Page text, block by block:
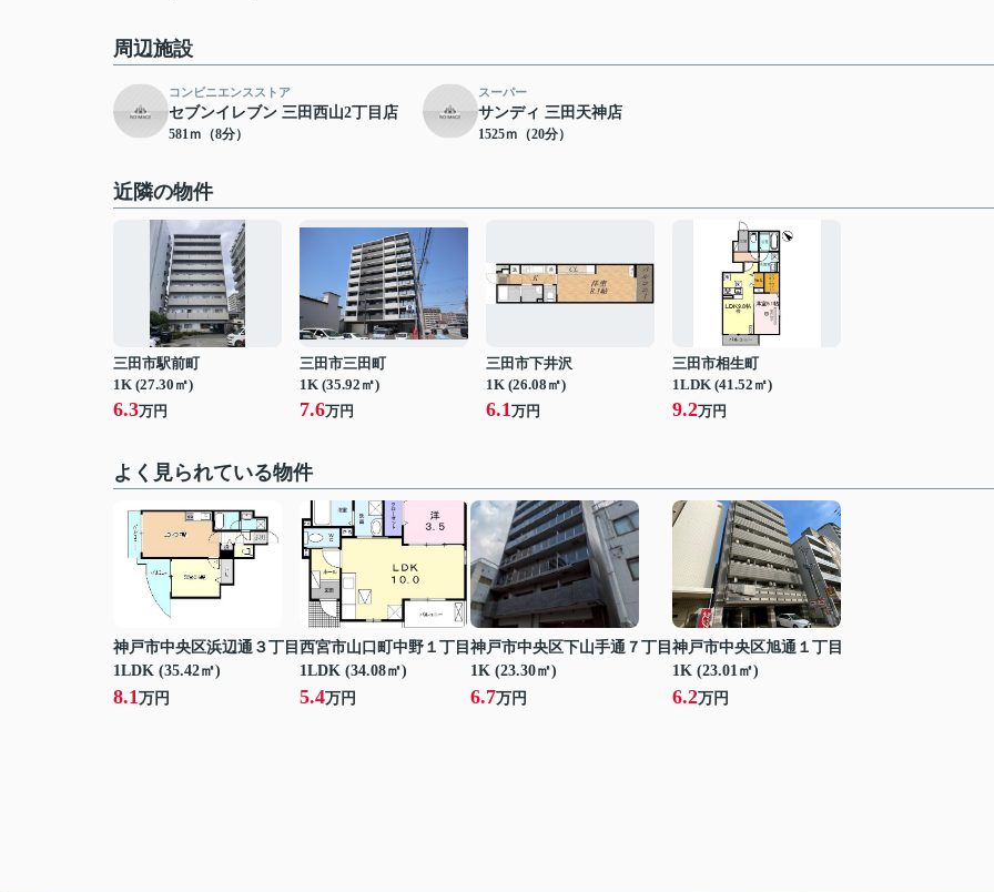
周辺施設
コンビニエンスストア
セブンイレブン 三田西山2丁目店
581ｍ（8分）
スーパー
サンディ 三田天神店
1525ｍ（20分）
近隣の物件
三田市駅前町
1K (27.30㎡)
6.3万円
三田市三田町
1K (35.92㎡)
7.6万円
三田市下井沢
1K (26.08㎡)
6.1万円
三田市相生町
1LDK (41.52㎡)
9.2万円
よく見られている物件
神戸市中央区浜辺通３丁目
1LDK (35.42㎡)
8.1万円
西宮市山口町中野１丁目
1LDK (34.08㎡)
5.4万円
神戸市中央区下山手通７丁目
1K (23.30㎡)
6.7万円
神戸市中央区旭通１丁目
1K (23.01㎡)
6.2万円